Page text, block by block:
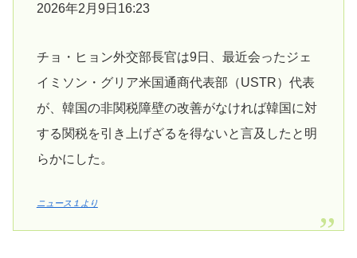
2026年2月9日16:23
チョ・ヒョン外交部長官は9日、最近会ったジェ
イミソン・グリア米国通商代表部（USTR）代表
が、韓国の非関税障壁の改善がなければ韓国に対
する関税を引き上げざるを得ないと言及したと明
らかにした。
ニュース１より